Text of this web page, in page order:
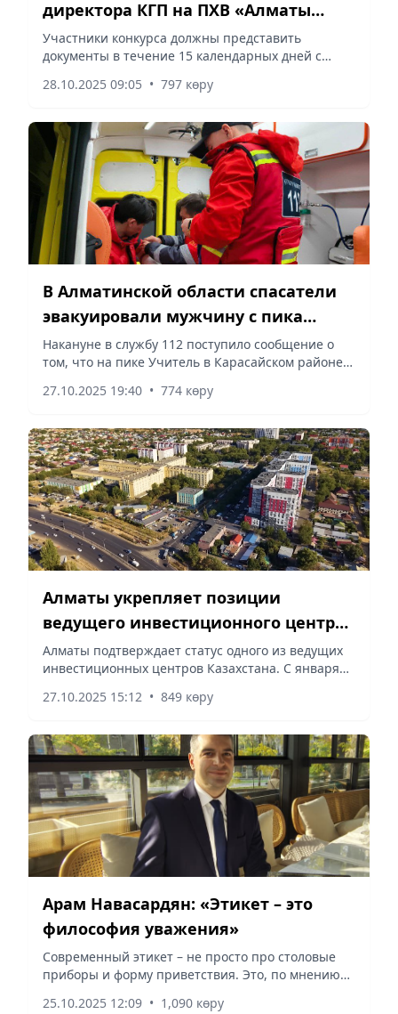
директора КГП на ПХВ «Алматы
паркинг»
Участники конкурса должны представить
документы в течение 15 календарных дней с
Vecher.kz.
28.10.2025 09:05 • 797 көру
В Алматинской области спасатели
эвакуировали мужчину с пика
Учитель
Накануне в службу 112 поступило сообщение о
том, что на пике Учитель в Карасайском районе
рождения получил травму руки и не мог
27.10.2025 19:40 • 774 көру
Алматы укрепляет позиции
ведущего инвестиционного центра
страны
Алматы подтверждает статус одного из ведущих
инвестиционных центров Казахстана. С января
привлечено 1,5 трлн тенге инвестиций, из
27.10.2025 15:12 • 849 көру
Арам Навасардян: «Этикет – это
философия уважения»
Современный этикет – не просто про столовые
приборы и форму приветствия. Это, по мнению
способов вернуть в общество баланс, уважение и
25.10.2025 12:09 • 1,090 көру